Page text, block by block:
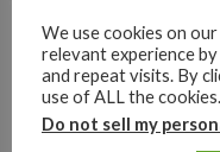
abril 2018
diciembre 2017
septiembre 2015
agosto 2015
julio 2015
mayo 2015
noviembre 2014
We use cookies on
relevant experience
and repeat visits. By
use of ALL the cookies.
Do not sell my